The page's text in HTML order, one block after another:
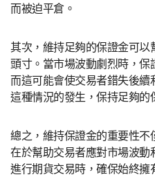
而被迫平倉。
其次，維持足夠的保證金可
頭寸。當市場波動劇烈時，保
而這可能會使交易者錯失後
這種情況的發生，保持足夠的
總之，維持保證金的重要性
在於幫助交易者應對市場波
進行期貨交易時，確保始終